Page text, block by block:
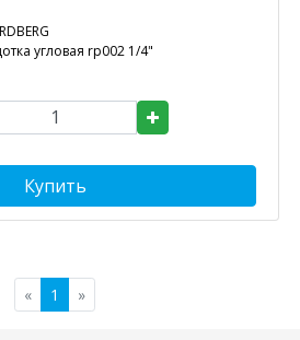
угловая rp002 1/4"
Купить
« 1 »